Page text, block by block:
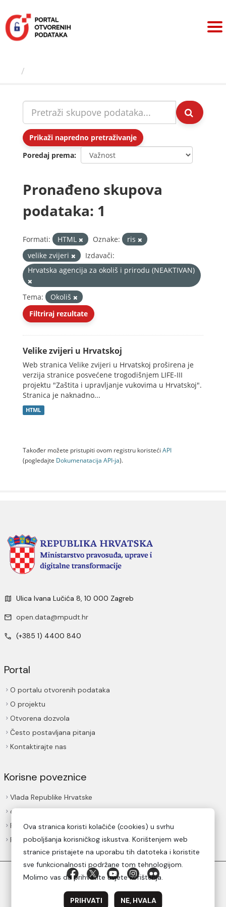
sadržaj
Prikaži napredno pretraživanje
Poredaj prema
Pronađeno skupova
podataka: 1
Formati: HTML Oznake:
ris
velike zvijeri
Izdavači:
Hrvatska agencija za okoliš i prirodu (NEAKTIVAN)
Tema:
Okoliš
Filtriraj rezultate
Velike zvijeri u Hrvatskoj
Web stranica Velike zvijeri u Hrvatskoj proširena je
verzija stranice posvećene trogodišnjem LIFE-III
projektu "Zaštita i upravljanje vukovima u Hrvatskoj".
Stranica je naknadno...
HTML
Također možete pristupiti ovom registru koristeći API
(pogledajte Dokumenаtаcijа API-jа).